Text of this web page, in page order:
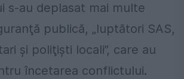
s-au deplasat mai multe
publică, „luptători SAS,
şi poliţişti locali”, care au
încetarea conflictului.